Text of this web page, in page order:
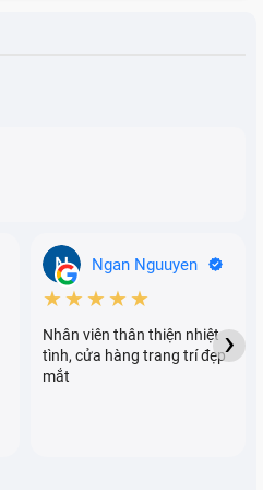
Ngan Nguuyen
★★★★★
Nhân viên thân thiện nhiệt
tình, cửa hàng trang trí đẹp
mắt
›